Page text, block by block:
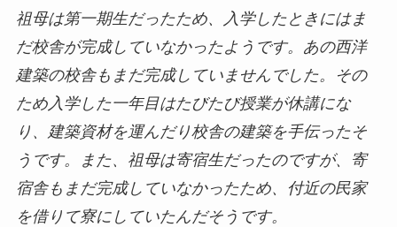
祖母は第一期生だったため、入学したときにはま
だ校舎が完成していなかったようです。あの西洋
建築の校舎もまだ完成していませんでした。その
ため入学した一年目はたびたび授業が休講にな
り、建築資材を運んだり校舎の建築を手伝ったそ
うです。また、祖母は寄宿生だったのですが、寄
宿舎もまだ完成していなかったため、付近の民家
を借りて寮にしていたんだそうです。